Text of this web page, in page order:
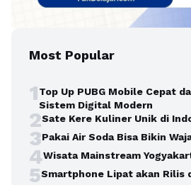
Most Popular
1Top Up PUBG Mobile Cepat
Sistem Digital Modern
2Sate Kere Kuliner Unik di
3Pakai Air Soda Bisa Bikin
4Wisata Mainstream
5Smartphone Lipat akan Rilis